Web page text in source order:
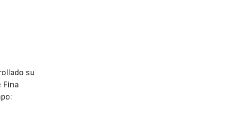
su
Fina